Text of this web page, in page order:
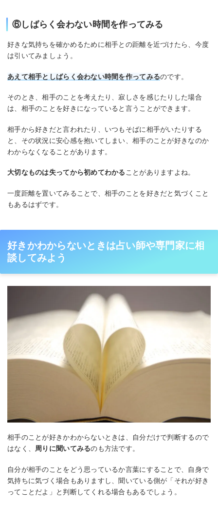
⑥しばらく会わない時間を作ってみる
好きな気持ちを確かめるために相手との距離を近づけたら、今度
は引いてみましょう。
あえて相手としばらく会わない時間を作ってみるのです。
そのとき、相手のことを考えたり、寂しさを感じたりした場合
は、相手のことを好きになっていると言うことができます。
相手から好きだと言われたり、いつもそばに相手がいたりする
と、その状況に安心感を抱いてしまい、相手のことが好きなのか
わからなくなることがあります。
大切なものは失ってから初めてわかることがありますよね。
一度距離を置いてみることで、相手のことを好きだと気づくこと
もあるはずです。
好きかわからないときは占い師や専門家に相
談してみよう
相手のことが好きかわからないときは、自分だけで判断するので
はなく、 周りに聞いてみるのも方法です。
自分が相手のことをどう思っているか言葉にすることで、自身で
気持ちに気づく場合もありますし、聞いている側が「それが好き
ってことだよ」と判断してくれる場合もあるでしょう。